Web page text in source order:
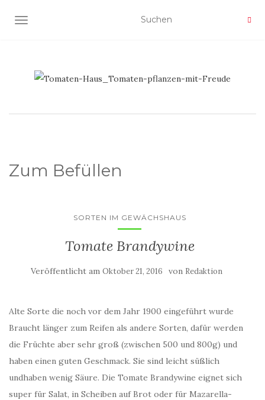
NAVIGATION UMSCHALTEN
Zum Befüllen
SORTEN IM GEWÄCHSHAUS
Tomate Brandywine
Veröffentlicht am Oktober 21, 2016 von Redaktion
Alte Sorte die noch vor dem Jahr 1900 eingeführt wurde
Braucht länger zum Reifen als andere Sorten, dafür werden
die Früchte aber sehr groß (zwischen 500 und 800g) und
haben einen guten Geschmack. Sie sind leicht süßlich
undhaben wenig Säure. Die Tomate Brandywine eignet sich
super für Salat, in Scheiben auf Brot oder für Mazarella-